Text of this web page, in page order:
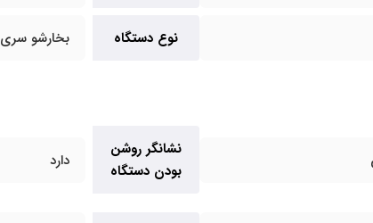
نوع دستگاه بخارشو سری SC2
نشانگر روشن
بودن دستگاه
دارد